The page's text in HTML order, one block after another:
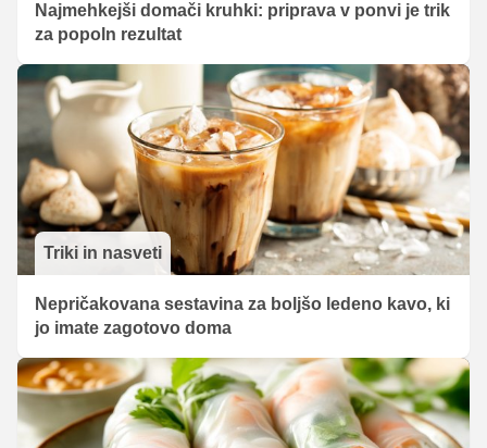
Najmehkejši domači kruhki: priprava v ponvi je trik
za popoln rezultat
Triki in nasveti
Nepričakovana sestavina za boljšo ledeno kavo, ki
jo imate zagotovo doma